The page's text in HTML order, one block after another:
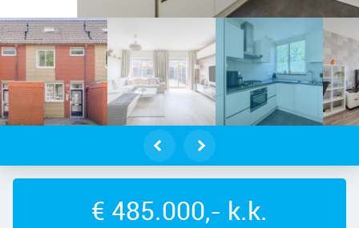
– Slochterdiep 18, 1509 WK –
€ 485.000,- k.k.